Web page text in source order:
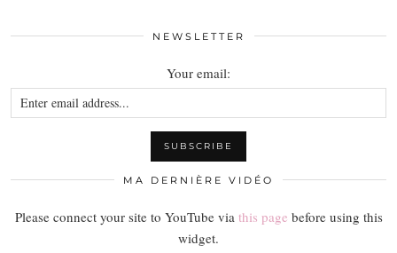
NEWSLETTER
Your email:
MA DERNIÈRE VIDÉO
Please connect your site to YouTube via this page before using this
widget.